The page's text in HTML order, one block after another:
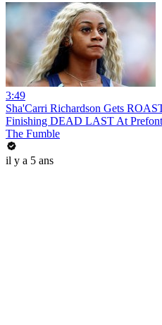
3:49
Sha'Carri Richardson Gets
Finishing DEAD LAST At
The Fumble
il y a 5 ans